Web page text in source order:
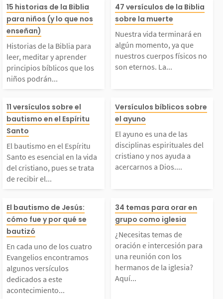
estamos d
testimonio públi
de nuestra decisió
mos
o sobre la
ción interior
os...
de la Biblia
leer, meditar y a
principios bíb
que los niños po
aplicar en su dia
vivir. 1. La creació
2. Adán y Eva...
15 historias de la Biblia
para niños (y lo que nos
enseñan)
Historias de la Biblia para
leer, meditar y aprender
principios bíblicos que los
niños podrán...
Nuestra vida
á en algún
a que nuestros
s físicos no
s. La Biblia
re nuestra
a,
47 versículos de la Biblia
sobre la muerte
Nuestra vida terminará en
algún momento, ya que
nuestros cuerpos físicos no
son eternos. La...
bautismo en el Espí
Santo es esencial
la vida del cristian
pues se trata de rec
el poder de Dios.
podremos vivir
vida que agrade
11 versículos sobre el
bautismo en el Espíritu
Santo
El bautismo en el Espíritu
Santo es esencial en la vida
del cristiano, pues se trata
de recibir el...
El ayuno es
disciplinas
s del cristiano
yuda a
Dios. Cuando
os,
o físico como
a, para...
Versículos bíblicos sobre
el ayuno
El ayuno es una de las
disciplinas espirituales del
cristiano y nos ayuda a
acercarnos a Dios....
cada uno de los cu
Evangelios encon
algunos versíc
dedicados a este
El bautismo de Jesús:
cómo fue y por qué se
bautizó
En cada uno de los cuatro
Evangelios encontramos
algunos versículos
dedicados a este
acontecimiento...
¿Necesitas
ración e
ara una
os hermanos
34 temas para orar en
grupo como iglesia
¿Necesitas temas de
oración e intercesión para
una reunión con los
hermanos de la iglesia?
Aquí...